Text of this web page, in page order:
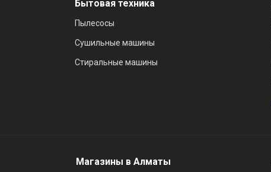
Бытовая техника
Пылесосы
Сушильные машины
Стиральные машины
Магазины в Алматы